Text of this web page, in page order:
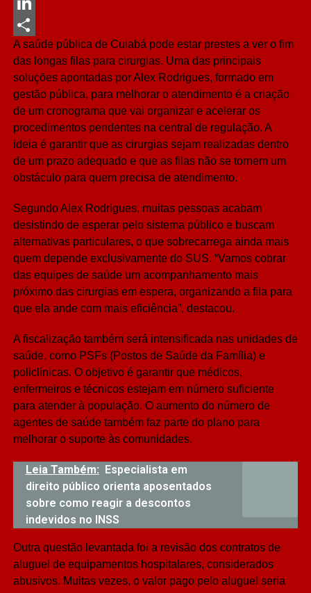
LinkedIn
Share
A saúde pública de Cuiabá pode estar prestes a ver o fim
das longas filas para cirurgias. Uma das principais
soluções apontadas por Alex Rodrigues, formado em
gestão pública, para melhorar o atendimento é a criação
de um cronograma que vai organizar e acelerar os
procedimentos pendentes na central de regulação. A
ideia é garantir que as cirurgias sejam realizadas dentro
de um prazo adequado e que as filas não se tornem um
obstáculo para quem precisa de atendimento.
Segundo Alex Rodrigues, muitas pessoas acabam
desistindo de esperar pelo sistema público e buscam
alternativas particulares, o que sobrecarrega ainda mais
quem depende exclusivamente do SUS. “Vamos cobrar
das equipes de saúde um acompanhamento mais
próximo das cirurgias em espera, organizando a fila para
que ela ande com mais eficiência”, destacou.
A fiscalização também será intensificada nas unidades de
saúde, como PSFs (Postos de Saúde da Família) e
policlínicas. O objetivo é garantir que médicos,
enfermeiros e técnicos estejam em número suficiente
para atender à população. O aumento do número de
agentes de saúde também faz parte do plano para
melhorar o suporte às comunidades.
Leia Também: Especialista em
direito público orienta aposentados
sobre como reagir a descontos
indevidos no INSS
Outra questão levantada foi a revisão dos contratos de
aluguel de equipamentos hospitalares, considerados
abusivos. Muitas vezes, o valor pago pelo aluguel seria